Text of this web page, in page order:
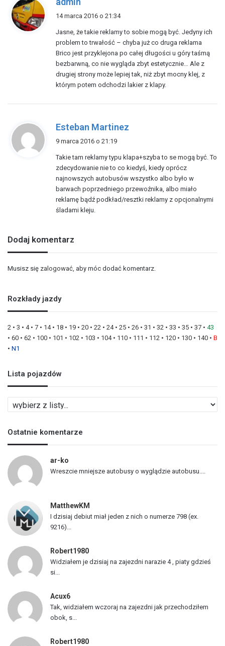
z
e
:
14 marca 2016 o 21:34
Jasne, że takie reklamy to sobie mogą być. Jedyny ich
problem to trwałość – chyba już co druga reklama
Brico jest przyklejona po całej długości u góry taśmą
bezbarwną, co nie wygląda zbyt estetycznie… Ale z
drugiej strony może lepiej tak, niż zbyt mocny klej, z
którym potem odchodzi lakier z klapy.
Esteban Martinez
z
e
9 marca 2016 o 21:19
Takie tam reklamy typu klapa+szyba to se mogą być. To
zdecydowanie nie to co kiedyś, kiedy oprócz
najnowszych autobusów wszystko albo było w
barwach poprzedniego przewoźnika, albo miało
reklamę bądź podkład/resztki reklamy z opcjonalnymi
śladami kleju.
Dodaj komentarz
Musisz się zalogować , aby móc dodać komentarz.
Rozkłady jazdy
2 • 3 • 4• 7 • 14• 18 • 19 • 20 • 22 • 24• 25 • 26 • 31 • 32 • 33 • 35 • 37 • 43
• 60 • 62 • 100 • 101 • 102 • 103 • 104• 110 • 111 • 112 • 120 • 130 • 140 • B
• N1
Lista pojazdów
i
t
a
o
j
w
Ostatnie komentarze
ar-ko
Wreszcie mniejsze autobusy o wyglądzie autobusu....
MatthewKM
I dzisiaj debiut miał jeden z nich o numerze 798 (ex.
9216)...
Robert1980
Widziałem je dzisiaj na zajezdni narazie 4 , piaty gdzieś
si...
Acux6
Tak, widziałem wczoraj na zajezdni jak przechodziłem
obok, s...
Robert1980